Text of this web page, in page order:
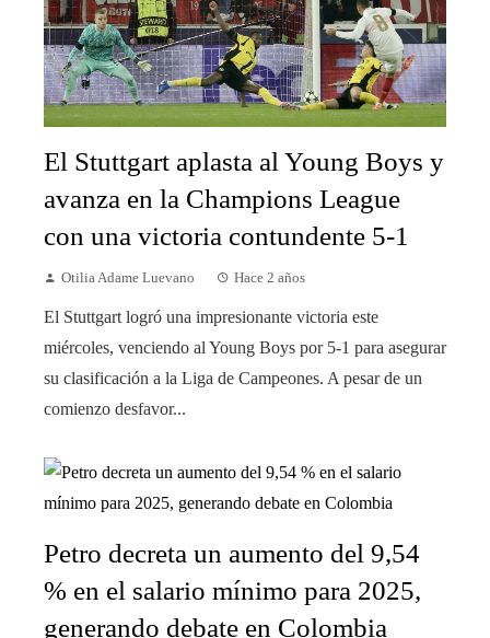
El Stuttgart aplasta al Young Boys y
avanza en la Champions League
con una victoria contundente 5-1
Otilia Adame Luevano Hace 2 años
El Stuttgart logró una impresionante victoria este
miércoles, venciendo al Young Boys por 5-1 para asegurar
su clasificación a la Liga de Campeones. A pesar de un
comienzo desfavor...
Petro decreta un aumento del 9,54
% en el salario mínimo para 2025,
generando debate en Colombia